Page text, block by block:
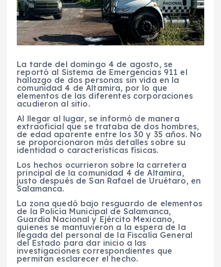
La tarde del domingo 4 de agosto, se
reportó al Sistema de Emergencias 911 el
hallazgo de dos personas sin vida en la
comunidad 4 de Altamira, por lo que
elementos de las diferentes corporaciones
acudieron al sitio.
Al llegar al lugar, se informó de manera
extraoficial que se trataba de dos hombres,
de edad aparente entre los 30 y 35 años. No
se proporcionaron más detalles sobre su
identidad o características físicas.
Los hechos ocurrieron sobre la carretera
principal de la comunidad 4 de Altamira,
justo después de San Rafael de Uruétaro, en
Salamanca.
La zona quedó bajo resguardo de elementos
de la Policía Municipal de Salamanca,
Guardia Nacional y Ejército Mexicano,
quienes se mantuvieron a la espera de la
llegada del personal de la Fiscalía General
del Estado para dar inicio a las
investigaciones correspondientes que
permitan esclarecer el hecho.